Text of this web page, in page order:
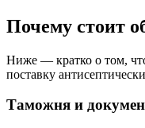
Почему стоит
Ниже — кратко о том,
поставку
Таможня и